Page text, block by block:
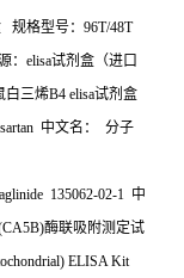
规格型号： 96T/48T
： elisa试剂盒（进口
白三烯B4 elisa试剂盒
中文名：
分子
135062-02-1 中
酶联吸附测定试
ELISA Kit